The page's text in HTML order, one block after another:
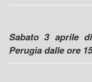
Sabato 3 aprile
Perugia dalle ore